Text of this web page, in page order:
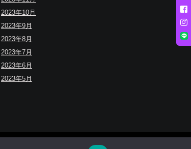
2023年10月
2023年9月
2023年8月
2023年7月
2023年6月
2023年5月